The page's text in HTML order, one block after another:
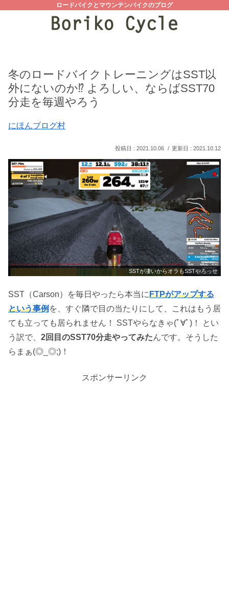
ロードバイクとマウンテンバイクのブログ
冬のロードバイクトレーニングはSST以
外にないのか⁉ よろしい、ならばSST70
分走を毎週やろう
にほんブログ村
2021.10.06 2021.10.12
SSTが凄いからオラもSSTやろっせ
SST（Carson）を毎日やったら本当にFTPがアップする
という事例 を、すぐ隣で目の当たりにして、これはもう居
ても立っても居られません！ SSTやらなきゃ(ﾟ∀ﾟ)！ とい
う訳で、 2回目のSST70分走やってみたんです。そうした
らまぁ(◎_◎;)！
スポンサーリンク